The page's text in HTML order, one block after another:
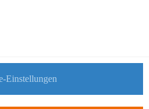
Einstellungen